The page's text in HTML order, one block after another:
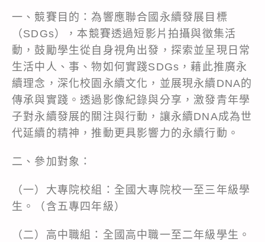
一、競賽目的：為響應聯合國永續發展目標
（SDGs），本競賽透過短影片拍攝與徵集活
動，鼓勵學生從自身視角出發，探索並呈現日常
生活中人、事、物如何實踐SDGs，藉此推廣永
續理念，深化校園永續文化，並展現永續DNA的
傳承與實踐。透過影像紀錄與分享，激發青年學
子對永續發展的關注與行動，讓永續DNA成為世
代延續的精神，推動更具影響力的永續行動。
二、參加對象：
（一）大專院校組：全國大專院校一至三年級學
生。（含五專四年級）
（二）高中職組：全國高中職一至二年級學生。